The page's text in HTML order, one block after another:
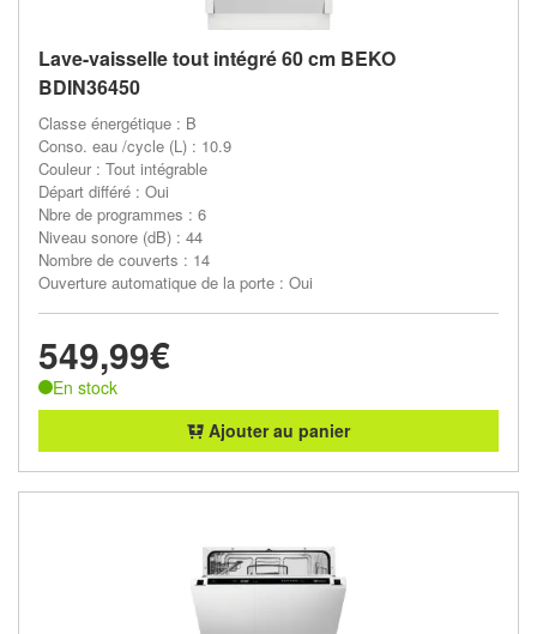
Lave-vaisselle tout intégré 60 cm BEKO
BDIN36450
Classe énergétique : B
Conso. eau /cycle (L) : 10.9
Couleur : Tout intégrable
Départ différé : Oui
Nbre de programmes : 6
Niveau sonore (dB) : 44
Nombre de couverts : 14
Ouverture automatique de la porte : Oui
549,99€
En stock
Ajouter au panier